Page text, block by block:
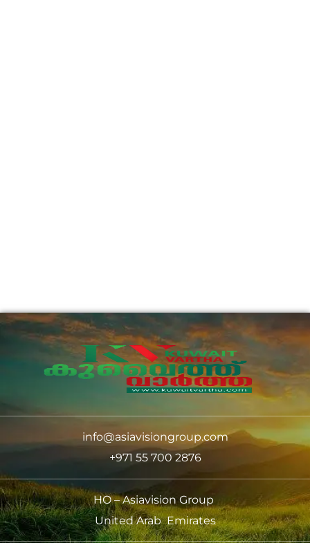
info@asiavisiongroup.com
+971 55 700 2876
HO – Asiavision Group
United Arab Emirates